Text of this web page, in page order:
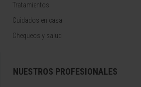
Tratamientos
Cuidados en casa
Chequeos y salud
NUESTROS PROFESIONALES